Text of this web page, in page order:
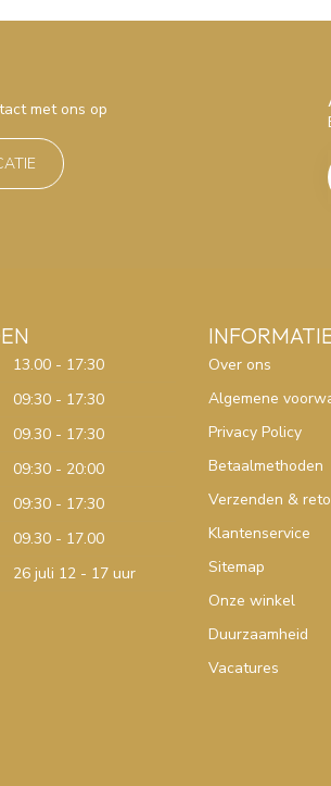
met ons op
13.00 - 17:30
09:30 - 17:30
09.30 - 17:30
09:30 - 20:00
09:30 - 17:30
09.30 - 17.00
26 juli 12 - 17 uur
Over ons
Algemene
Privacy Policy
Betaalmethoden
Verzenden &
Klantenservice
Sitemap
Onze winkel
Duurzaamheid
Vacatures